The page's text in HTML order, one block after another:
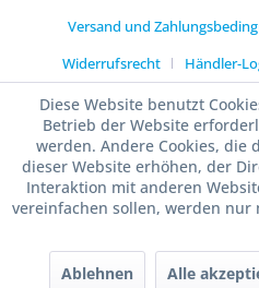
Versand und
Widerrufsrecht
Händler-
Diese Website benutzt
Betrieb der Website
werden. Andere Cookies, die
dieser Website erhöhen, der
Interaktion mit anderen
vereinfachen sollen, werden
Ablehnen Alle